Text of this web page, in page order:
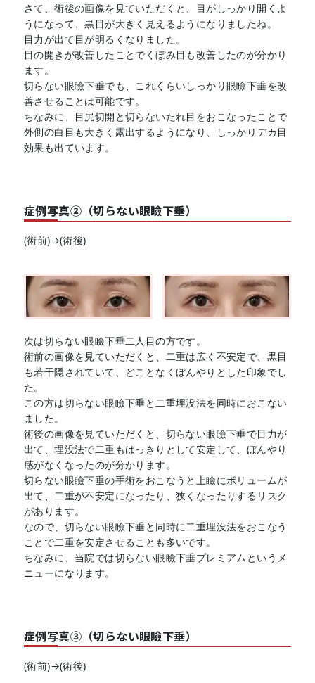
さて、術後の画像を見ていただくと、目がしっかり開くよ
うになって、黒目が大きく見えるようになりましたね。
目力が出て目が明るくなりました。
目の開きが改善したことでくぼみ目も改善したのが分かり
ます。
切らない眼瞼下垂でも、これくらいしっかり眼瞼下垂を改
善させることは可能です。
ちなみに、目尻切開と切らないたれ目をおこなったことで
外側の白目も大きく露出するようになり、しっかりデカ目
効果も出ています。
症例写真②（切らない眼瞼下垂）
(術前)→(術後)
次は切らない眼瞼下垂二人目の方です。
術前の画像を見ていただくと、二重は広く不安定で、黒目
も若干隠されていて、どことなくぼんやりとした印象でし
た。
この方は切らない眼瞼下垂と二重埋没法を同時におこない
ました。
術後の画像を見ていただくと、切らない眼瞼下垂で目力が
出て、埋没法で二重もはっきりとして安定して、ぼんやり
感がなくなったのが分かります。
切らない眼瞼下垂の手術をおこなうと上瞼にボリュームが
出て、二重が不安定になったり、狭くなったりするリスク
があります。
なので、切らない眼瞼下垂と同時に二重埋没法をおこなう
ことで二重を安定させることも多いです。
ちなみに、当院では切らない眼瞼下垂プレミアムというメ
ニューになります。
症例写真③（切らない眼瞼下垂）
(術前)→(術後)